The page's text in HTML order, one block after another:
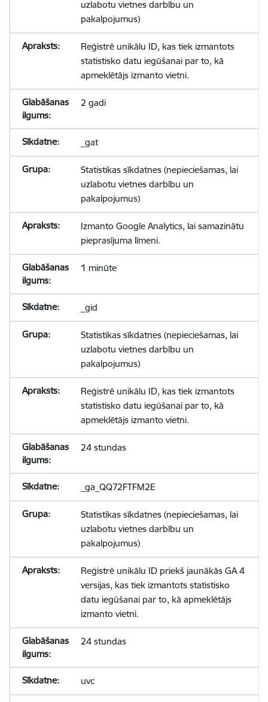
uzlabotu vietnes darbību un
pakalpojumus)
Reģistrē unikālu ID, kas tiek izmantots
statistisko datu iegūšanai par to, kā
apmeklētājs izmanto vietni.
2 gadi
_gat
Statistikas sīkdatnes (nepieciešamas, lai
uzlabotu vietnes darbību un
pakalpojumus)
Izmanto Google Analytics, lai samazinātu
pieprasījuma līmeni.
1 minūte
_gid
Statistikas sīkdatnes (nepieciešamas, lai
uzlabotu vietnes darbību un
pakalpojumus)
Reģistrē unikālu ID, kas tiek izmantots
statistisko datu iegūšanai par to, kā
apmeklētājs izmanto vietni.
24 stundas
_ga_QQ72FTFM2E
Statistikas sīkdatnes (nepieciešamas, lai
uzlabotu vietnes darbību un
pakalpojumus)
Reģistrē unikālu ID priekš jaunākās GA 4
versijas, kas tiek izmantots statistisko
datu iegūšanai par to, kā apmeklētājs
izmanto vietni.
24 stundas
uvc